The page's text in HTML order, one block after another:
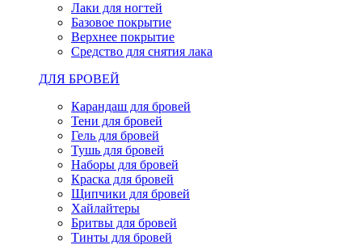
Лаки для ногтей
Базовое покрытие
Верхнее покрытие
Средство для снятия лака
ДЛЯ БРОВЕЙ
Карандаш для бровей
Тени для бровей
Гель для бровей
Тушь для бровей
Наборы для бровей
Краска для бровей
Щипчики для бровей
Хайлайтеры
Бритвы для бровей
Тинты для бровей